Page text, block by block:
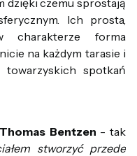
Ich prosta,
charakterze forma
na każdym tarasie i
spotkań
Thomas Bentzen - tak
stworzyć przede